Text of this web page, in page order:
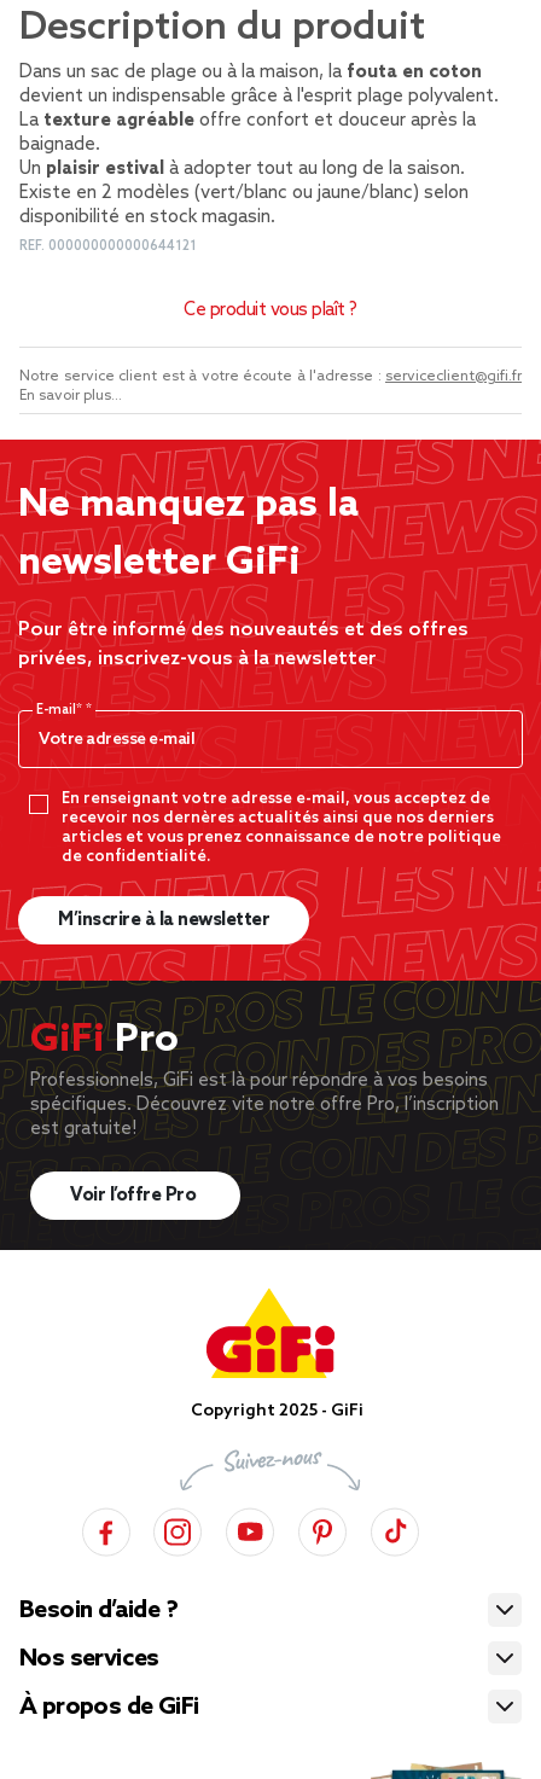
Description du produit
Dans un sac de plage ou à la maison, la fouta en coton
devient un indispensable grâce à l'esprit plage polyvalent.
La texture agréable offre confort et douceur après la
baignade.
Un plaisir estival à adopter tout au long de la saison.
Existe en 2 modèles (vert/blanc ou jaune/blanc) selon
disponibilité en stock magasin.
REF. 000000000000644121
Ce produit vous plaît ?
Notre service client est à votre écoute à l'adresse : serviceclient@gifi.fr
En savoir plus...
Ne manquez pas la
newsletter GiFi
Pour être informé des nouveautés et des offres
privées, inscrivez-vous à la newsletter
E-mail*
En renseignant votre adresse e-mail, vous acceptez de
recevoir nos dernères actualités ainsi que nos derniers
articles et vous prenez connaissance de notre politique
de confidentialité.
M’inscrire à la newsletter
GiFiPro
Professionnels, GiFi est là pour répondre à vos besoins
spécifiques. Découvrez vite notre offre Pro, l’inscription
est gratuite!
Voir l’offre Pro
Copyright 2025 - GiFi
Besoin d’aide ?
Nos services
À propos de GiFi